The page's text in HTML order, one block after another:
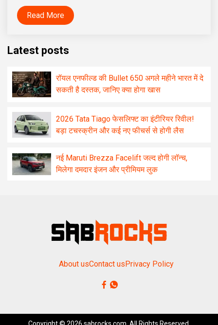
Read More
Latest posts
रॉयल एनफील्ड की Bullet 650 अगले महीने भारत में दे
सकती है दस्तक, जानिए क्या होगा खास
2026 Tata Tiago फेसलिफ्ट का इंटीरियर रिवील!
बड़ा टचस्क्रीन और कई नए फीचर्स से होगी लैस
नई Maruti Brezza Facelift जल्द होगी लॉन्च,
मिलेगा दमदार इंजन और प्रीमियम लुक
About usContact us Privacy Policy